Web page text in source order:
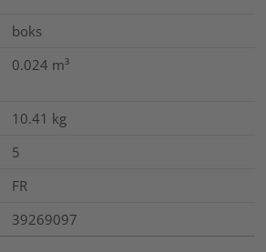
boks
0.024 m³
10.41 kg
5
FR
39269097